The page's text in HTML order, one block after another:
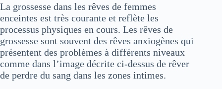
La grossesse dans les rêves de femmes
enceintes est très courante et reflète les
processus physiques en cours. Les rêves de
grossesse sont souvent des rêves anxiogènes qui
présentent des problèmes à différents niveaux
comme dans l’image décrite ci-dessus de rêver
de perdre du sang dans les zones intimes.